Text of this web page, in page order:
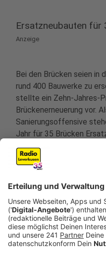
Ersatzneubauten für
Anzeige
Bei den Brücken seien in
rund 400 Bauwerke zu
stellte ein Zehn-Jahres-
Brückenerneuerung vor.
Sanierungsoffensive
Jahr für 35 Brücken
Angaben zufolge werden
bereits begonnenen
Brückenbaumaßnahmen
von mehr als 160
mittlere Alter der
Landesstraßen liegt bei
Teil der Brücken in
60er und 70er Jahren
heutigen Belastungen,